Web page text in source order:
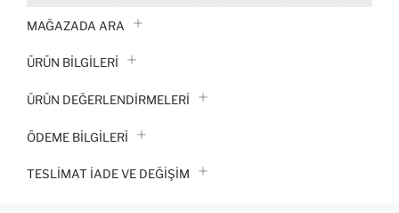
MAĞAZADA ARA
ÜRÜN BILGILERI
ÜRÜN DEĞERLENDİRMELERİ
ÖDEME BİLGİLERİ
TESLIMAT İADE VE DEĞIŞIM